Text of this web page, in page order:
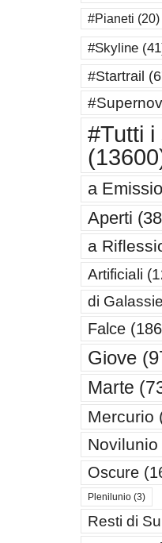
#Pianeti (20)
#Skyline
#Startrail
#Tutti i
a
Aperti
a
Artificiali
di Galassie
Falce
Giove
Marte
Mercurio
Novilunio
Oscure
Plenilunio(3)
Resti di